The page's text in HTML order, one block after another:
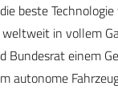
beste Technologie
in vollem
Bundesrat einem
autonome